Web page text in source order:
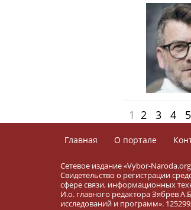
1 2 3 4 5
Главная О портале
Сетевое издание «Vybor-
Свидетельство о регистрации
сфере связи, информационных
И.о. главного редактора Зябрев
исследований и программ».